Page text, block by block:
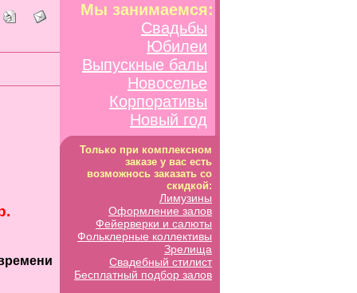
Мы занимаемся:
Свадьбы
Юбилеи
Выпускные балы
Новоселье
Корпоративы
Новый год
Только при комплексном
заказе у вас есть
возможнось заказать со
скидкой:
Лимузины
Оформление залов
Фейерверки и салюты
Фольклерные коллективы
Зрелища
Свадебный стилист
Бесплатный подбор залов